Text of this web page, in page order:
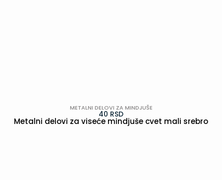
METALNI DELOVI ZA MINDJUŠE
40 RSD
Metalni delovi za viseće mindjuše cvet mali srebro